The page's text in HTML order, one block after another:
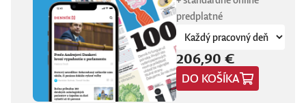
zameraných
kapitolách príde
okrem iného reč na
punk, trap,
rock’n’roll, Beatles,
Sex Pistols,
Dostojevského,
Hegela, Boha, GG
predplatné
206,90 €
DO KOŠÍKA